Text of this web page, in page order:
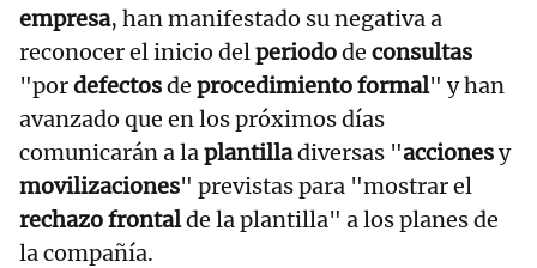
empresa, han manifestado su negativa a
reconocer el inicio delperiodode consultas
"pordefectosde procedimiento formal" y han
avanzado que en los próximos días
comunicarán a laplantilladiversas "accionesy
movilizaciones" previstas para "mostrar el
rechazo frontalde la plantilla" a los planes de
la compañía.